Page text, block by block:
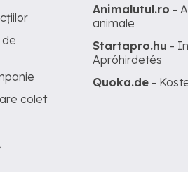
colet
Animalutul.ro -
animale
Startapro.hu -
Apróhirdetés
Quoka.de -